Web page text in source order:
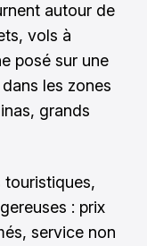
autour de
vols à
posé sur une
les zones
grands
touristiques,
: prix
service non